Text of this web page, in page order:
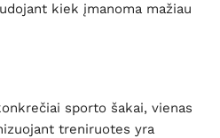
kiek įmanoma mažiau
sporto šakai, vienas
treniruotes yra